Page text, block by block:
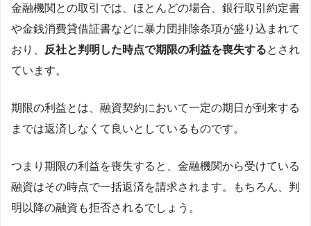
金融機関との取引では、ほとんどの場合、銀行取引約定書
や金銭消費貸借証書などに暴力団排除条項が盛り込まれて
おり、
反社と判明した時点で期限の利益を喪失するとされ
ています。
期限の利益とは、融資契約において一定の期日が到来する
までは返済しなくて良いとしているものです。
つまり期限の利益を喪失すると、金融機関から受けている
融資はその時点で一括返済を請求されます。もちろん、判
明以降の融資も拒否されるでしょう。